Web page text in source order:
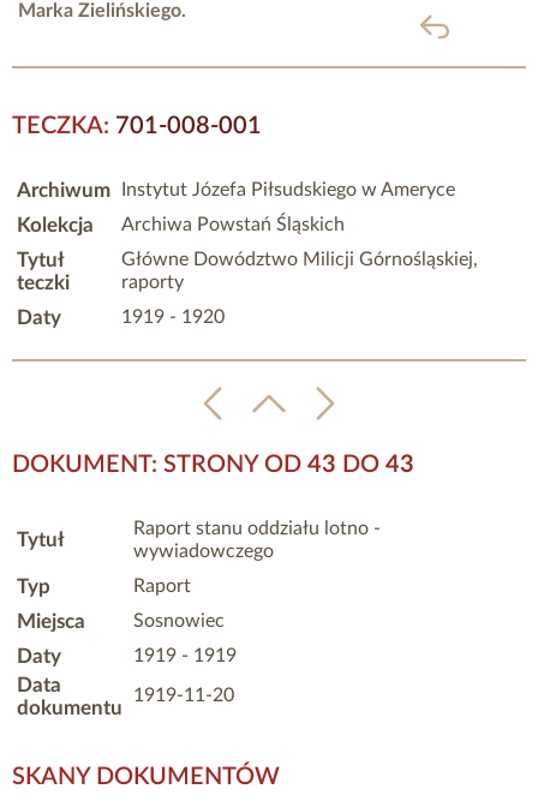
Marka Zielińskiego.
powrót
TECZKA: 701-008-001
Archiwum Instytut Józefa Piłsudskiego w Ameryce
Kolekcja Archiwa Powstań Śląskich
Tytuł
teczki
Główne Dowództwo Milicji Górnośląskiej,
raporty
Daty 1919 - 1920
DOKUMENT: STRONY OD 43 DO 43
Tytuł
Raport stanu oddziału lotno -
wywiadowczego
Typ Raport
Miejsca Sosnowiec
Daty 1919 - 1919
Data
dokumentu
1919-11-20
SKANY DOKUMENTÓW